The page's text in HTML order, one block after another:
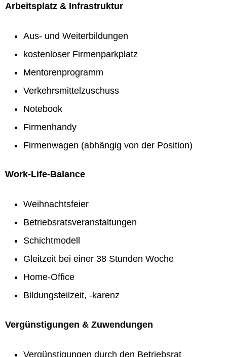
Arbeitsplatz & Infrastruktur
Aus- und Weiterbildungen
kostenloser Firmenparkplatz
Mentorenprogramm
Verkehrsmittelzuschuss
Notebook
Firmenhandy
Firmenwagen (abhängig von der Position)
Work-Life-Balance
Weihnachtsfeier
Betriebsratsveranstaltungen
Schichtmodell
Gleitzeit bei einer 38 Stunden Woche
Home-Office
Bildungsteilzeit, -karenz
Vergünstigungen & Zuwendungen
Vergünstigungen durch den Betriebsrat